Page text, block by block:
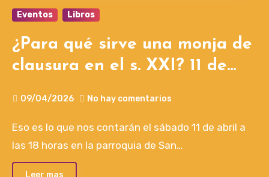
Eventos Libros
¿Para qué sirve una monja de
clausura en el s. XXI? 11 de
09/04/2026 No hay comentarios
Eso es lo que nos contarán el sábado 11 de abril a
las 18 horas en la parroquia de San…
Leer mas